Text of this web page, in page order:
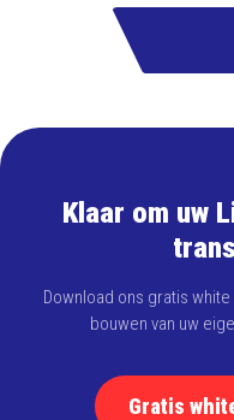
Klaar om uw
Download ons gratis
bouwen van uw
Gratis